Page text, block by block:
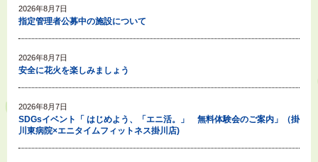
2026年8月7日
指定管理者公募中の施設について
2026年8月7日
安全に花火を楽しみましょう
2026年8月7日
SDGsイベント「 はじめよう、「エニ活。」 無料体験会のご案内」（掛
川東病院×エニタイムフィットネス掛川店)